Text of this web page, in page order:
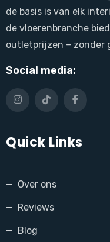
de basis is van elk
de vloerenbranche
outletprijzen – zonder
Social media:
Quick Links
Over ons
Reviews
Blog